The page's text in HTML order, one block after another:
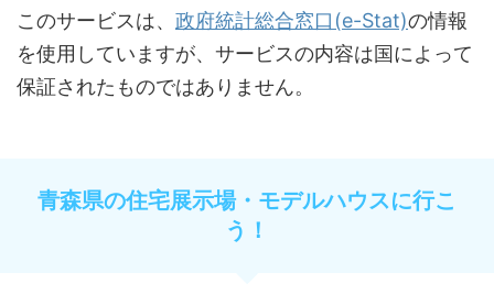
このサービスは、 政府統計総合窓口(e-Stat)の情報
を使用していますが、サービスの内容は国によって
保証されたものではありません。
青森県の住宅展示場・モデルハウスに行こ
う！